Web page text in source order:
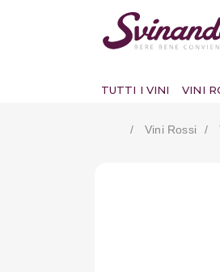
TUTTI I VINI VINI
Vini Rossi